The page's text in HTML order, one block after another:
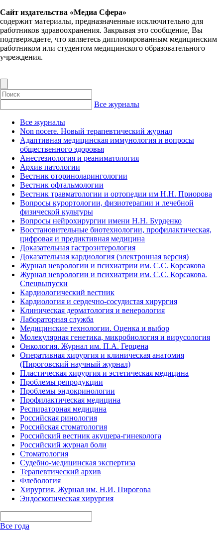
Сайт издательства «Медиа Сфера»
содержит материалы, предназначенные исключительно для
работников здравоохранения. Закрывая это сообщение, Вы
подтверждаете, что являетесь дипломированным медицинским
работником или студентом медицинского образовательного
учреждения.
Все журналы
Все журналы
Non nocere. Новый терапевтический журнал
Адаптивная медицинская иммунология и вопросы
общественного здоровья
Анестезиология и реаниматология
Архив патологии
Вестник оториноларингологии
Вестник офтальмологии
Вестник травматологии и ортопедии им Н.Н. Приорова
Вопросы курортологии, физиотерапии и лечебной
физической культуры
Вопросы нейрохирургии имени Н.Н. Бурденко
Восстановительные биотехнологии, профилактическая,
цифровая и предиктивная медицина
Доказательная гастроэнтерология
Доказательная кардиология (электронная версия)
Журнал неврологии и психиатрии им. С.С. Корсакова
Журнал неврологии и психиатрии им. С.С. Корсакова.
Спецвыпуски
Кардиологический вестник
Кардиология и сердечно-сосудистая хирургия
Клиническая дерматология и венерология
Лабораторная служба
Медицинские технологии. Оценка и выбор
Молекулярная генетика, микробиология и вирусология
Онкология. Журнал им. П.А. Герцена
Оперативная хирургия и клиническая анатомия
(Пироговский научный журнал)
Пластическая хирургия и эстетическая медицина
Проблемы репродукции
Проблемы эндокринологии
Профилактическая медицина
Респираторная медицина
Российская ринология
Российская стоматология
Российский вестник акушера-гинеколога
Российский журнал боли
Стоматология
Судебно-медицинская экспертиза
Терапевтический архив
Флебология
Хирургия. Журнал им. Н.И. Пирогова
Эндоскопическая хирургия
Все года